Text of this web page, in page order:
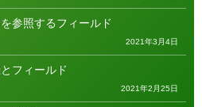
参照するフィールド
2021年3月4日
フィールド
2021年2月25日